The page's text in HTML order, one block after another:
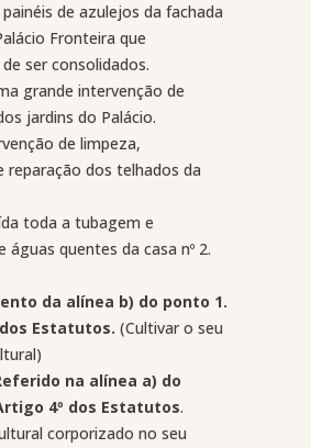
de azulejos da fachada
Fronteira que
ser consolidados.
grande intervenção de
jardins do Palácio.
de limpeza,
reparação dos telhados da
toda a tubagem e
águas quentes da casa nº 2.
da alínea b) do ponto 1.
Estatutos. (Cultivar o seu
na alínea a) do
4º dos Estatutos.
corporizado no seu